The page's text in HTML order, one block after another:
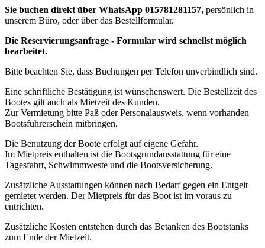
Sie buchen direkt über WhatsApp 015781281157, persönlich in
unserem Büro, oder über das Bestellformular.
Die Reservierungsanfrage - Formular wird schnellst möglich
bearbeitet.
Bitte beachten Sie, dass Buchungen per Telefon unverbindlich sind.
Eine schriftliche Bestätigung ist wünschenswert. Die Bestellzeit des
Bootes gilt auch als Mietzeit des Kunden.
Zur Vermietung bitte Paß oder Personalausweis, wenn vorhanden
Bootsführerschein mitbringen.
Die Benutzung der Boote erfolgt auf eigene Gefahr.
Im Mietpreis enthalten ist die Bootsgrundausstattung für eine
Tagesfahrt, Schwimmweste und die Bootsversicherung.
Zusätzliche Ausstattungen können nach Bedarf gegen ein Entgelt
gemietet werden. Der Mietpreis für das Boot ist im voraus zu
entrichten.
Zusätzliche Kosten entstehen durch das Betanken des Bootstanks
zum Ende der Mietzeit.